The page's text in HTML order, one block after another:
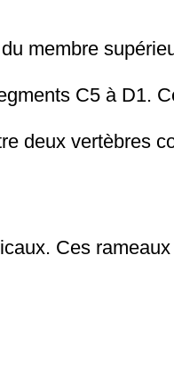
membre
C5 à D1.
deux vertèbres
Ces